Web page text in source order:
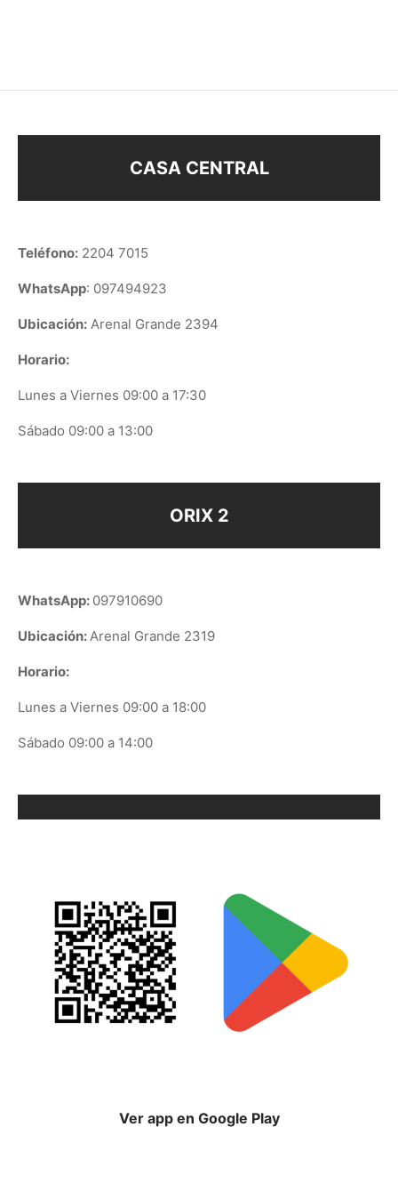
CASA CENTRAL
Teléfono: 2204 7015
WhatsApp: 097494923
Ubicación: Arenal Grande 2394
Horario:
Lunes a Viernes 09:00 a 17:30
Sábado 09:00 a 13:00
ORIX 2
WhatsApp: 097910690
Ubicación:Arenal Grande 2319
Horario:
Lunes a Viernes 09:00 a 18:00
Sábado 09:00 a 14:00
Ver app en Google Play